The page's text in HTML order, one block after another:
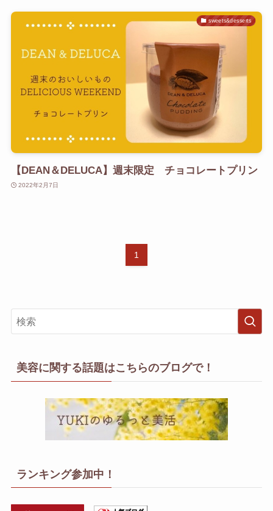
sweets&desserts
【DEAN＆DELUCA】週末限定 チョコレートプリン
2022年2月7日
1
美容に関する話題はこちらのブログで！
ランキング参加中！